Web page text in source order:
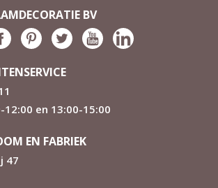
van het doek om het snel in
systeem te kunnen schuiven.
op maat verkrijgbaar
uit Nederland vergelijkbaar met elk A
alle vertrekken
kleurcombinaties
is ca 7,5 cm
BV
en 13:00-15:00
EN FABRIEK
47